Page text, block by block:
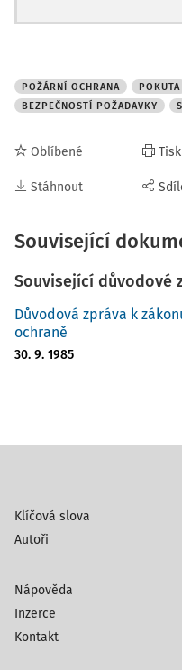
POŽÁRNÍ OCHRANA POKUTA
BEZPEČNOSTÍ POŽADAVKY
Oblíbené
Stáhnout
Související
Související důvodové
Důvodová zpráva k
ochraně
30. 9. 1985
Klíčová slova
Autoři
Nápověda
Inzerce
Kontakt